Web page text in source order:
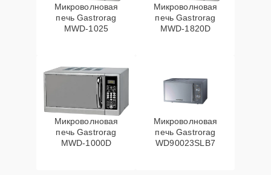
Микроволновая
печь Gastrorag
MWD-1025
Микроволновая
печь Gastrorag
MWD-1820D
Микроволновая
печь Gastrorag
MWD-1000D
Микроволновая
печь Gastrorag
WD90023SLB7